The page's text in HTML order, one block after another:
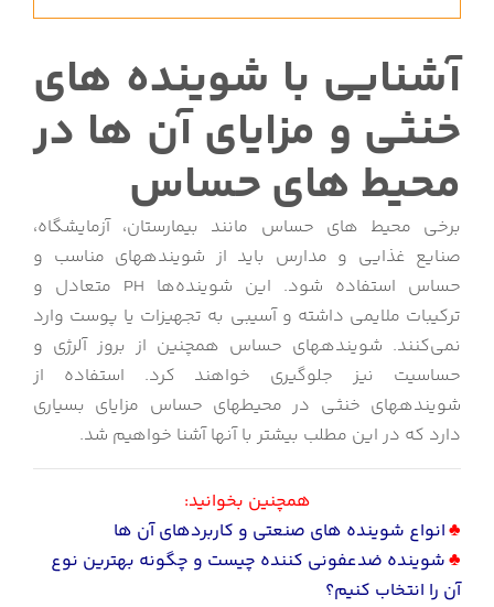
آشنایی با شوینده های
خنثی و مزایای آن ها در
محیط های حساس
برخی محیط های حساس مانند بیمارستان، آزمایشگاه،
صنایع غذایی و مدارس باید از شوینده‎های مناسب و
حساس استفاده شود. این شوینده‌ها PH متعادل و
ترکیبات ملایمی داشته و آسیبی به تجهیزات یا پوست وارد
نمی‌کنند. شوینده‎های حساس همچنین از بروز آلرژی و
حساسیت نیز جلوگیری خواهند کرد. استفاده از
شوینده‎های خنثی در محیط‎های حساس مزایای بسیاری
دارد که در این مطلب بیشتر با آن‎ها آشنا خواهیم شد.
همچنین بخوانید:
♣انواع شوینده های صنعتی و کاربردهای آن ها
♣شوینده ضدعفونی کننده چیست و چگونه بهترین نوع
آن را انتخاب کنیم؟